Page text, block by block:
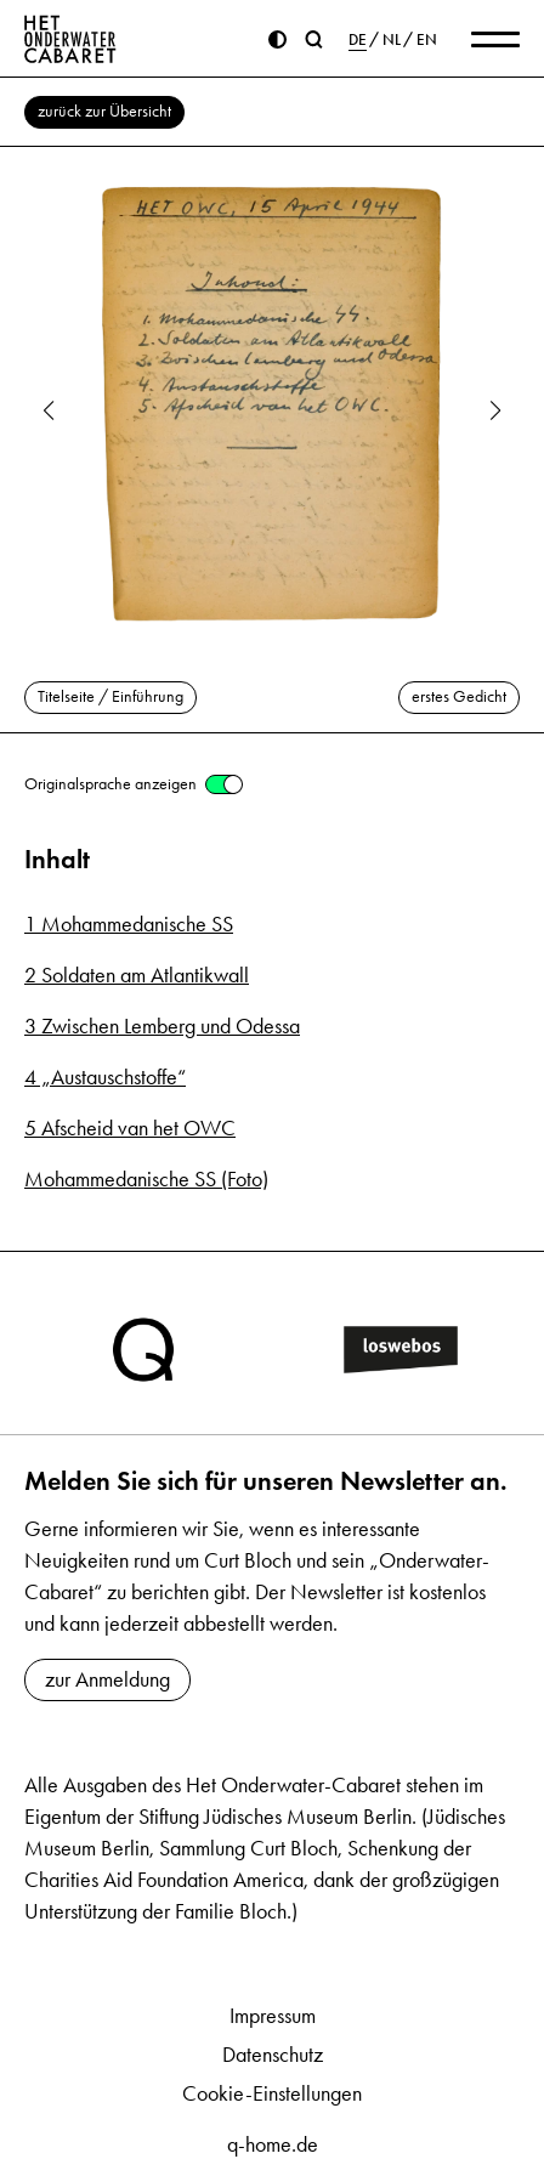
DE NL EN
zurück zur Übersicht
Titelseite / Einführung erstes Gedicht
Originalsprache anzeigen
Inhalt
1 Mohammedanische SS
2 Soldaten am Atlantikwall
3 Zwischen Lemberg und Odessa
4 „Austauschstoffe“
5 Afscheid van het OWC
Mohammedanische SS (Foto)
Melden Sie sich für unseren Newsletter an.
Gerne informieren wir Sie, wenn es interessante
Neuigkeiten rund um Curt Bloch und sein „Onderwater-
Cabaret“ zu berichten gibt. Der Newsletter ist kostenlos
und kann jederzeit abbestellt werden.
zur Anmeldung
Alle Ausgaben des Het Onderwater-Cabaret stehen im
Eigentum der Stiftung Jüdisches Museum Berlin. (Jüdisches
Museum Berlin, Sammlung Curt Bloch, Schenkung der
Charities Aid Foundation America, dank der großzügigen
Unterstützung der Familie Bloch.)
q-home.de
Impressum
Datenschutz
Cookie-Einstellungen